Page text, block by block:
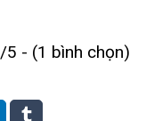
5 - (1 bình chọn)